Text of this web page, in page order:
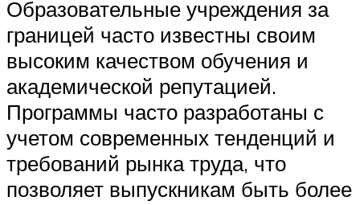
Образовательные учреждения за
границей часто известны своим
высоким качеством обучения и
академической репутацией.
Программы часто разработаны с
учетом современных тенденций и
требований рынка труда, что
позволяет выпускникам быть более